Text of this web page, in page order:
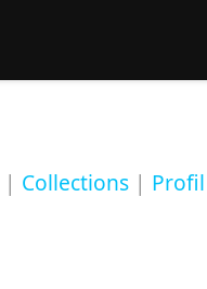
| Collections | Profil